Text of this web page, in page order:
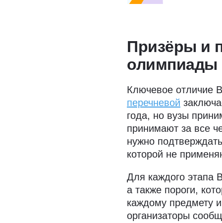
Призёры и
олимпиады
Ключевое отличие
перечневой
года, но вузы
принимают за все
нужно
которой не
Для каждого этапа
а также пороги,
каждому предмету
организаторы